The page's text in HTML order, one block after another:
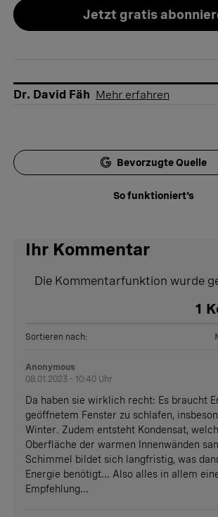
Jetzt gratis
Dr. David Fäh Mehr erfahren
Bevorzugte Quelle
So funktioniert's
Ihr Kommentar
Die Kommentarfunktion wurde
1
Sortieren nach:
Anonymous
08.01.2023 - 10:40 Uhr
Da haben sie wirklich recht: Es braucht
geöffnetem Fenster zu schlafen,
Winter. Zudem entsteht Kondensat,
Oberfläche der warmen Innenwänden
Schimmel bildet sich langfristig, was
Energie benötigt... Also alles in allem
Empfehlung...